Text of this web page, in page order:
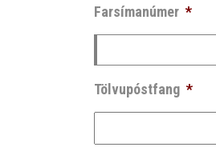
Farsímanúmer *
Tölvupóstfang *